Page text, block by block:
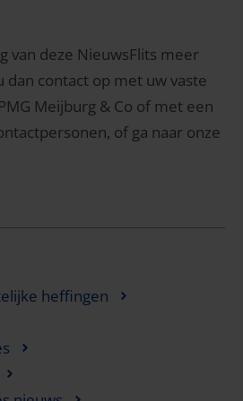
van deze NieuwsFlits meer
contact op met uw vaste
Meijburg & Co of met een
of ga naar onze
heffingen